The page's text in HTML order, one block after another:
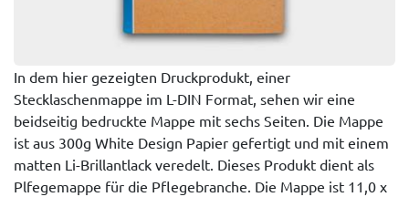
In dem hier gezeigten Druckprodukt, einer
Stecklaschenmappe im L-DIN Format, sehen wir eine
beidseitig bedruckte Mappe mit sechs Seiten. Die Mappe
ist aus 300g White Design Papier gefertigt und mit einem
matten Li-Brillantlack veredelt. Dieses Produkt dient als
Plfegemappe für die Pflegebranche. Die Mappe ist 11,0 x